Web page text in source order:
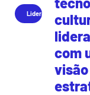
Liderança
com
visão